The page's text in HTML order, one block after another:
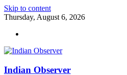
Skip to content
Thursday, August 6, 2026
Indian Observer